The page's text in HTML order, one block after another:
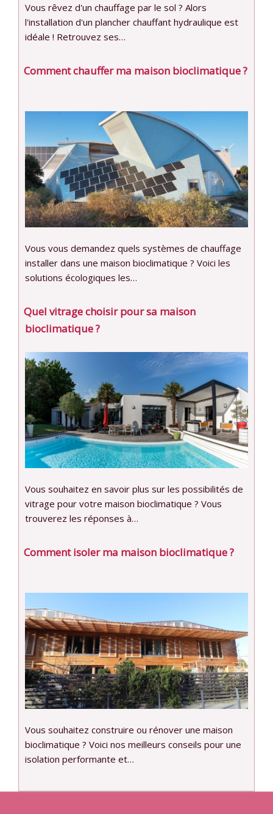
Vous rêvez d'un chauffage par le sol ? Alors
l'installation d'un plancher chauffant hydraulique est
idéale ! Retrouvez ses…
Comment chauffer ma maison bioclimatique ?
Vous vous demandez quels systèmes de chauffage
installer dans une maison bioclimatique ? Voici les
solutions écologiques les…
Quel vitrage choisir pour sa maison
bioclimatique ?
Vous souhaitez en savoir plus sur les possibilités de
vitrage pour votre maison bioclimatique ? Vous
trouverez les réponses à…
Comment isoler ma maison bioclimatique ?
Vous souhaitez construire ou rénover une maison
bioclimatique ? Voici nos meilleurs conseils pour une
isolation performante et…